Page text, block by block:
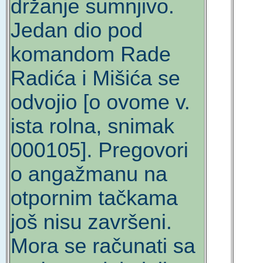
držanje sumnjivo.
Jedan dio pod
komandom Rade
Radića i Mišića se
odvojio [o ovome v.
ista rolna, snimak
000105]. Pregovori
o angažmanu na
otpornim tačkama
još nisu završeni.
Mora se računati sa